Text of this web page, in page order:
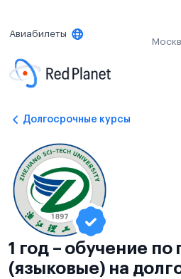
Авиабилеты
Долгосрочные курсы
1 год – обучение по
(языковые) на